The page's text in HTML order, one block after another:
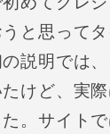
と思って
説明では
けど、実
。サイト